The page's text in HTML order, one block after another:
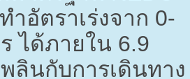
ำอัตราเร่งจาก 0-
ได้ภายใน 6.9
ลินกับการเดินทาง